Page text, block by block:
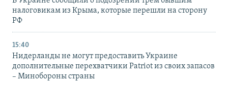
налоговикам из Крыма, которые перешли на сторону
РФ
15:40
Нидерланды не могут предоставить Украине
дополнительные перехватчики Patriot из своих запасов
– Минобороны страны